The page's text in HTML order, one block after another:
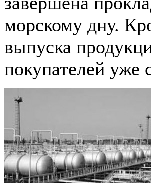
морскому дну.
выпуска
покупателей уже